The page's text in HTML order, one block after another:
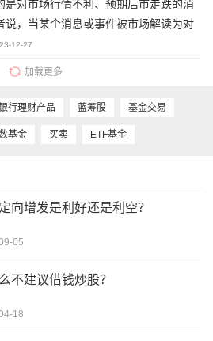
上现在实施注册制，很多较差的公司也
行交易。新手很难选到优质股票。新手
生跟风心理。
是对市场行情不利、预期后市走跌的消
说，当某个消息或事件被市场解读为对
来的价格走势产生消极影响时，那就可
12-27
加载更多
行理财产品 蓝筹股 基金交易
基金 买卖 ETF基金
向增发是利好还是利空？
05
不建议借钱炒股？
18